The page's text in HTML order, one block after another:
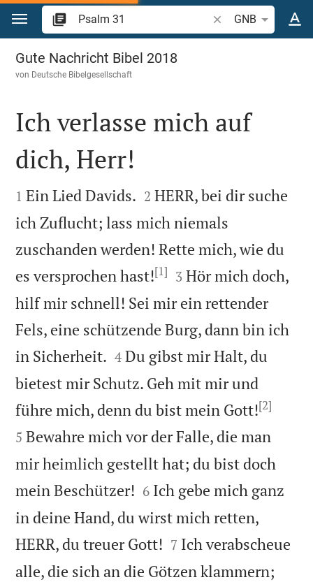
Zum Inhalt springen
Bibelstelle oder
GNB
Psalm 31
Gute Nachricht Bibel 2018
von Deutsche Bibelgesellschaft

Ich verlasse mich auf
dich, Herr!

1 Ein Lied Davids. 

2 HERR, bei dir suche
ich Zuflucht; lass mich niemals
zuschanden werden! Rette mich, wie du
es versprochen hast![1] 

3 Hör mich doch,
hilf mir schnell! Sei mir ein rettender
Fels, eine schützende Burg, dann bin ich
in Sicherheit. 

4 Du gibst mir Halt, du
bietest mir Schutz. Geh mit mir und
führe mich, denn du bist mein Gott![2]
5 Bewahre mich vor der Falle, die man
mir heimlich gestellt hat; du bist doch
mein Beschützer! 

6 Ich gebe mich ganz
in deine Hand, du wirst mich retten,
HERR, du treuer Gott! 

7 Ich verabscheue
alle, die sich an die Götzen klammern;